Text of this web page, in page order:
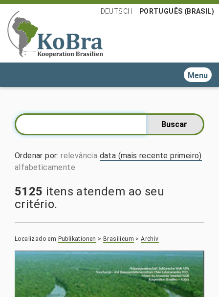
DEUTSCH PORTUGUÊS (BRASIL)
Toggle
Ordenar por:relevância data (mais recente primeiro)
alfabeticamente
5125 itens atendem ao seu
critério.
Localizado em Publikationen > Brasilicum >Archiv